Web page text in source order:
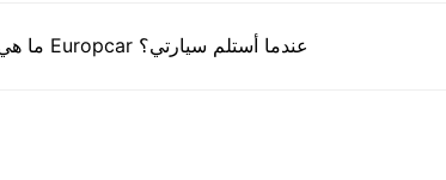
ما هي المستندات التي أحتاج إلى تقديمها إلى مكتب Europcar عندما أستلم سيارتي؟